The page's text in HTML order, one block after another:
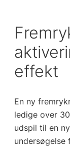
effekt
En ny
ledige over
udspil til en
undersøgelse